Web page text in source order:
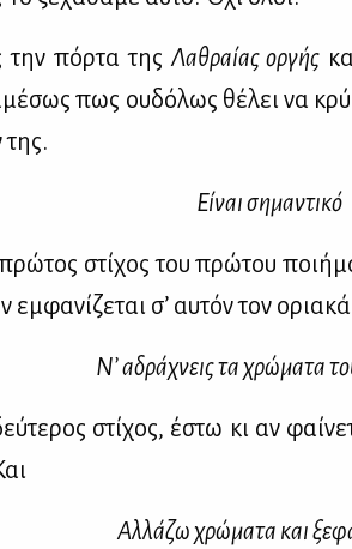
την πόρ­τα της Λα­θραί­ας ορ­γής
πως ου­δό­λως θέ­λει να
Εί­ναι ση­μα­ντι­κό
στί­χος του πρώ­του
εμ­φα­νί­ζε­ται σ’ αυ­τόν τον
Ν’ αδρά­χνεις τα χρώ­μα­τα
στί­χος, έστω κι αν
Αλ­λά­ζω χρώ­μα­τα και